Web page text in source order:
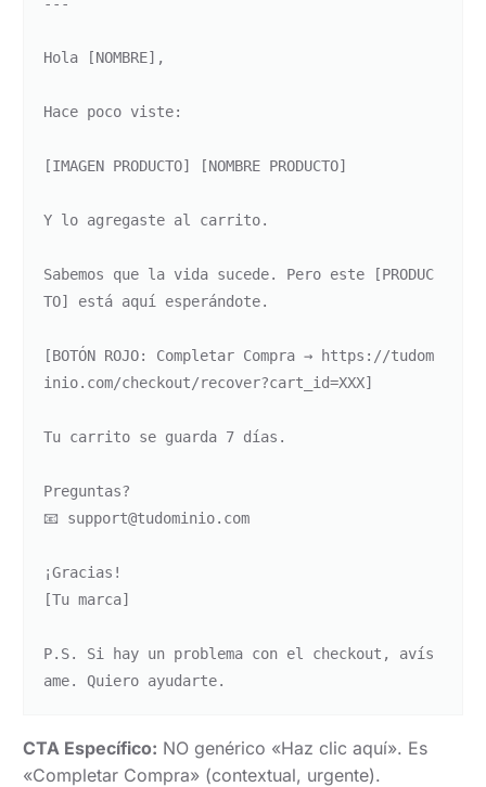
Hola [NOMBRE],
Hace poco viste:
[IMAGEN PRODUCTO] [NOMBRE PRODUCTO]
Y lo agregaste al carrito.
Sabemos que la vida sucede. Pero este [PRODUC
TO] está aquí esperándote.
[BOTÓN ROJO: Completar Compra → https://tudom
inio.com/checkout/recover?cart_id=XXX]
Tu carrito se guarda 7 días.
Preguntas?
📧 support@tudominio.com
¡Gracias!
[Tu marca]
P.S. Si hay un problema con el checkout, avís
CTA Específico: NO genérico «Haz clic aquí». Es
«Completar Compra» (contextual, urgente).